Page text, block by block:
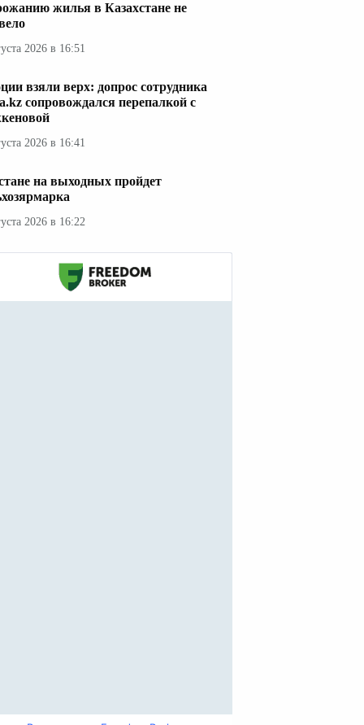
жилья в Казахстане не
2026 в 16:51
взяли верх: допрос сотрудника
сопровождался перепалкой с
2026 в 16:41
на выходных пройдет
2026 в 16:22